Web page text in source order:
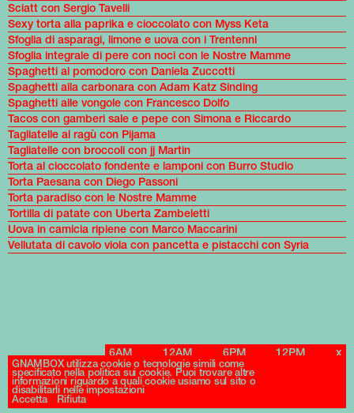
Sciatt con Sergio Tavelli
Sexy torta alla paprika e cioccolato con Myss Keta
Sfoglia di asparagi, limone e uova con i Trentenni
Sfoglia integrale di pere con noci con le Nostre Mamme
Spaghetti al pomodoro con Daniela Zuccotti
Spaghetti alla carbonara con Adam Katz Sinding
Spaghetti alle vongole con Francesco Dolfo
Tacos con gamberi sale e pepe con Simona e Riccardo
Tagliatelle al ragù con Pijama
Tagliatelle con broccoli con jj Martin
Torta al cioccolato fondente e lamponi con Burro Studio
Torta Paesana con Diego Passoni
Torta paradiso con le Nostre Mamme
Tortilla di patate con Uberta Zambeletti
Uova in camicia ripiene con Marco Maccarini
Vellutata di cavolo viola con pancetta e pistacchi con Syria
Archives
6AM 12AM 6PM 12PM x
GNAMBOX utilizza cookie o tecnologie simili come
specificato nella politica sui cookie. Puoi trovare altre
informazioni riguardo a quali cookie usiamo sul sito o
disabilitarli nelle impostazioni
Accetta Rifiuta